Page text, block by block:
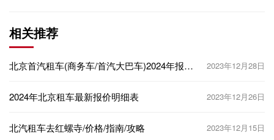
相关推荐
北京首汽租车(商务车/首汽大巴车)2024年报价
2023年12月28日
2024年北京租车最新报价明细表 2023年12月26日
北汽租车去红螺寺/价格/指南/攻略 2023年12月15日